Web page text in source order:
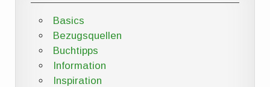
Basics
Bezugsquellen
Buchtipps
Information
Inspiration